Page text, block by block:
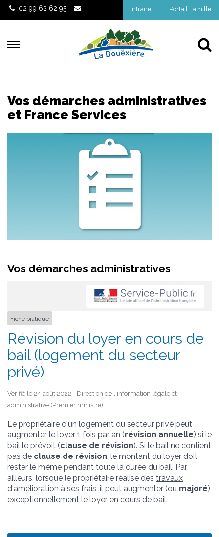
Gestion des traceurs
02 99 62 62 95 Intranet Portail Famille
Vos démarches administratives
et France Services
Vos démarches administratives
Fiche pratique
Révision du loyer en cours de
bail (logement du secteur
privé)
Vérifié le 24 août 2022 - Direction de l'information légale et
administrative (Premier ministre)
Le propriétaire d'un logement du secteur privé peut
augmenter le loyer 1 fois par an (révision annuelle) si le
bail le prévoit (clause de révision). Si le bail ne contient
pas de clause de révision, le montant du loyer doit
rester le même pendant toute la durée du bail. Par
ailleurs, lorsque le propriétaire réalise des travaux
d'amélioration à ses frais, il peut augmenter (ou majoré)
exceptionnellement le loyer en cours de bail.